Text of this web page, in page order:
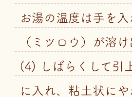
お湯の温度は手を
（ミツロウ）が溶
(4) しばらくして引
に入れ、粘土状に